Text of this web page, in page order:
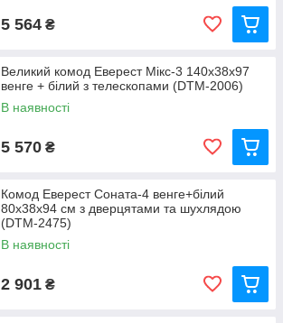
5 564 ₴
Великий комод Еверест Мікс-3 140х38х97
венге + білий з телескопами (DTM-2006)
В наявності
5 570 ₴
Комод Еверест Соната-4 венге+білий
80х38х94 см з дверцятами та шухлядою
(DTM-2475)
В наявності
2 901 ₴